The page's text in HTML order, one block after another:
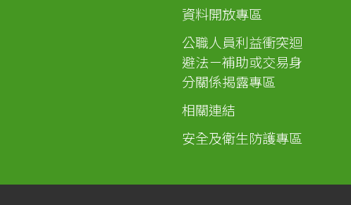
資料開放專區
公職人員利益衝突迴
避法－補助或交易身
分關係揭露專區
相關連結
安全及衛生防護專區